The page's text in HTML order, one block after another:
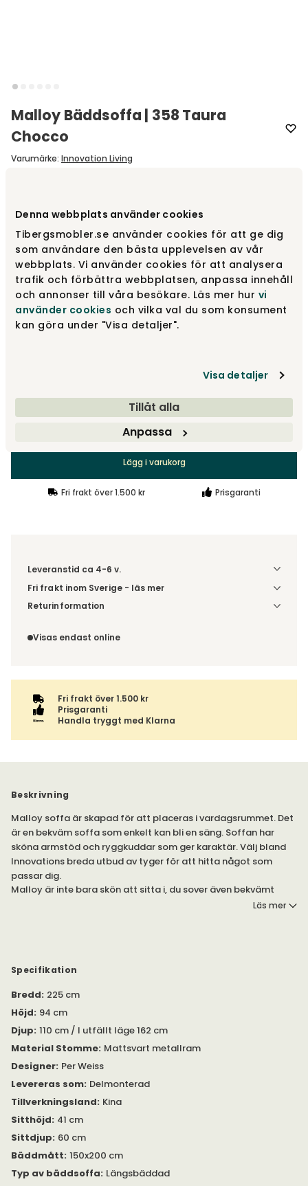
Denna webbplats använder cookies
Tibergsmobler.se använder cookies för att ge dig
som användare den bästa upplevelsen av vår
webbplats. Vi använder cookies för att analysera
trafik och förbättra webbplatsen, anpassa innehåll
och annonser till våra besökare. Läs mer hur vi
använder cookies och vilka val du som konsument
kan göra under "Visa detaljer".
Visa detaljer
Tillåt alla
Anpassa
Malloy Bäddsoffa | 358 Taura
Chocco
Varumärke: Innovation Living
358 Taura Chocco 28 225 kr
579 Kenya Gravel 28 225 kr
Lägg i varukorg
Fri frakt över 1.500 kr Prisgaranti
Leveranstid ca 4-6 v.
Fri frakt inom Sverige - läs mer
Denna vara skickas till din port/tomtgräns. Innan leverans
ordern tillsammans.
Returinformation
inte av ångerrätten.
Visas endast online
Fri frakt över 1.500 kr
Prisgaranti
Handla tryggt med Klarna
Beskrivning
Malloy soffa är skapad för att placeras i vardagsrummet. Det
är en bekväm soffa som enkelt kan bli en säng. Soffan har
sköna armstöd och ryggkuddar som ger karaktär. Välj bland
Innovations breda utbud av tyger för att hitta något som
passar dig.
Malloy är inte bara skön att sitta i, du sover även bekvämt
eftersom den har en Pocket Spring Dual madrass. För extra
ryggkuddarna som är både en vacker detalj och som ökar
Integrerat i soffan gömmer sig en förvaringslåda för
sängkläder, lakan eller liknande.
Läs mer
Specifikation
Bredd: 225 cm
Höjd: 94 cm
Djup: 110 cm / I utfällt läge 162 cm
Material Stomme: Mattsvart metallram
Designer: Per Weiss
Levereras som: Delmonterad
Tillverkningsland: Kina
Sitthöjd: 41 cm
Sittdjup: 60 cm
Bäddmått: 150x200 cm
Typ av bäddsoffa: Längsbäddad